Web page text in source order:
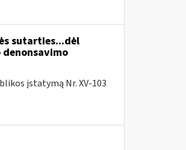
sutarties...dėl
įstatymą Nr. XV-103